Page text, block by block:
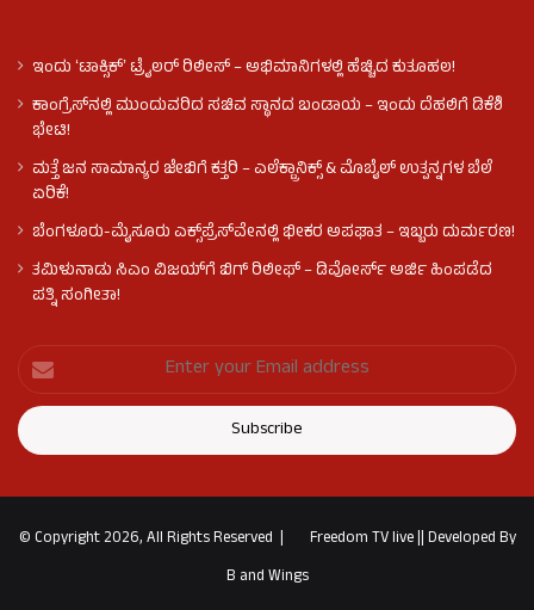
ಇಂದು ʻಟಾಕ್ಸಿಕ್ʼ ಟ್ರೈಲರ್ ರಿಲೀಸ್‌ – ಅಭಿಮಾನಿಗಳಲ್ಲಿ ಹೆಚ್ಚಿದ ಕುತೂಹಲ!
ಕಾಂಗ್ರೆಸ್​ನಲ್ಲಿ ಮುಂದುವರಿದ ಸಚಿವ ಸ್ಥಾನದ ಬಂಡಾಯ – ಇಂದು ದೆಹಲಿಗೆ ಡಿಕೆಶಿ
ಭೇಟಿ!
ಮತ್ತೆ ಜನ ಸಾಮಾನ್ಯರ ಜೇಬಿಗೆ ಕತ್ತರಿ – ಎಲೆಕ್ಟ್ರಾನಿಕ್ಸ್ & ಮೊಬೈಲ್ ಉತ್ಪನ್ನಗಳ ಬೆಲೆ
ಏರಿಕೆ!
ಬೆಂಗಳೂರು-ಮೈಸೂರು ಎಕ್ಸ್‌ಪ್ರೆಸ್‌ವೇನಲ್ಲಿ ಭೀಕರ ಅಪಘಾತ – ಇಬ್ಬರು ದುರ್ಮರಣ!
ತಮಿಳುನಾಡು ಸಿಎಂ ವಿಜಯ್‌ಗೆ ಬಿಗ್ ರಿಲೀಫ್ – ಡಿವೋರ್ಸ್ ಅರ್ಜಿ ಹಿಂಪಡೆದ
ಪತ್ನಿ ಸಂಗೀತಾ!
© Copyright 2026, All Rights Reserved | Freedom TV live||Developed By
B and Wings